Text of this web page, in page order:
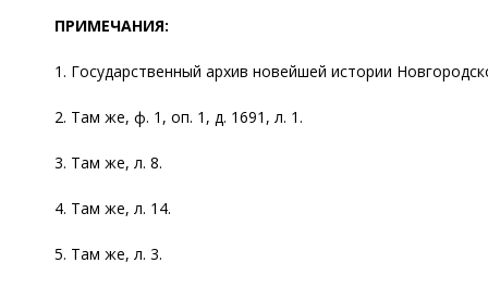
ПРИМЕЧАНИЯ:
1. Государственный архив новейшей истории
2. Там же, ф. 1, оп. 1, д. 1691, л. 1.
3. Там же, л. 8.
4. Там же, л. 14.
5. Там же, л. 3.